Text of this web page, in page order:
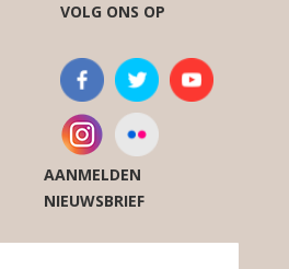
VOLG ONS OP
AANMELDEN
NIEUWSBRIEF